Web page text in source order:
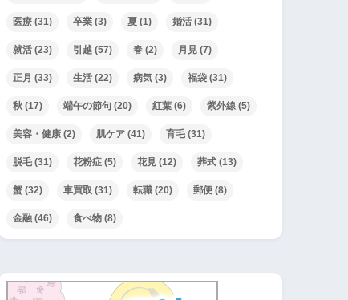
医療 (31) 卒業 (3) 夏 (1) 婚活 (31)
就活 (23) 引越 (57) 春 (2) 月見 (7)
正月 (33) 生活 (22) 病気 (3) 福袋 (31)
秋 (17) 端午の節句 (20) 紅葉 (6) 紫外線 (5)
美容・健康 (2) 肌ケア (41) 育毛(31)
脱毛(31) 花粉症 (5) 花見 (12) 葬式 (13)
蟹 (32) 車買取 (31) 転職 (20) 郵便 (8)
金融 (46) 食べ物 (8)